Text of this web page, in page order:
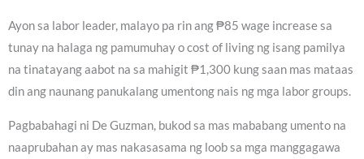
Ayon sa labor leader, malayo pa rin ang ₱85 wage increase sa
tunay na halaga ng pamumuhay o cost of living ng isang pamilya
na tinatayang aabot na sa mahigit ₱1,300 kung saan mas mataas
din ang naunang panukalang umentong nais ng mga labor groups.
Pagbabahagi ni De Guzman, bukod sa mas mababang umento na
naaprubahan ay mas nakasasama ng loob sa mga manggagawa